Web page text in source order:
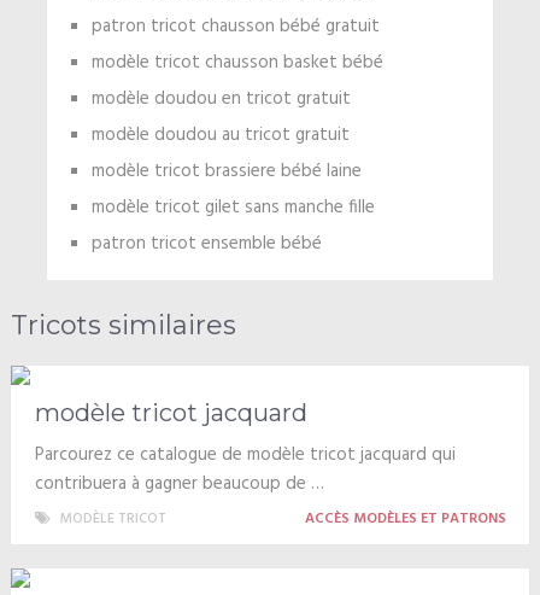
patron tricot chausson bébé gratuit
modèle tricot chausson basket bébé
modèle doudou en tricot gratuit
modèle doudou au tricot gratuit
modèle tricot brassiere bébé laine
modèle tricot gilet sans manche fille
patron tricot ensemble bébé
Tricots similaires
modèle tricot jacquard
Parcourez ce catalogue de modèle tricot jacquard qui
contribuera à gagner beaucoup de …
MODÈLE TRICOT ACCÈS MODÈLES ET PATRONS